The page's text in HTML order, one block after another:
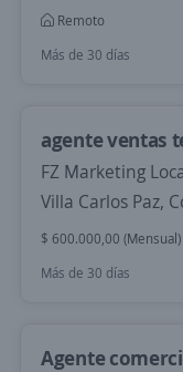
Remoto
Más de 30 días
agente ventas
FZ Marketing
Villa Carlos Paz,
$ 600.000,00
Más de 30 días
Agente